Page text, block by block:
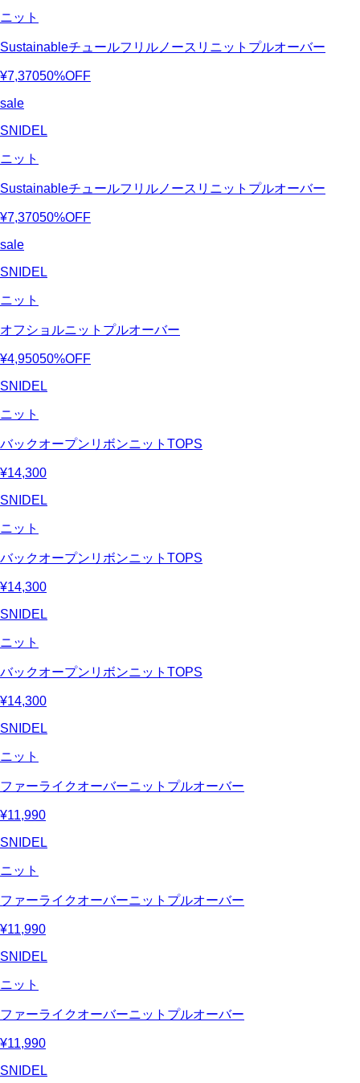
ニット
Sustainableチュールフリルノースリニットプルオーバー
¥7,37050%OFF
sale
SNIDEL
ニット
Sustainableチュールフリルノースリニットプルオーバー
¥7,37050%OFF
sale
SNIDEL
ニット
オフショルニットプルオーバー
¥4,95050%OFF
SNIDEL
ニット
バックオープンリボンニットTOPS
¥14,300
SNIDEL
ニット
バックオープンリボンニットTOPS
¥14,300
SNIDEL
ニット
バックオープンリボンニットTOPS
¥14,300
SNIDEL
ニット
ファーライクオーバーニットプルオーバー
¥11,990
SNIDEL
ニット
ファーライクオーバーニットプルオーバー
¥11,990
SNIDEL
ニット
ファーライクオーバーニットプルオーバー
¥11,990
SNIDEL